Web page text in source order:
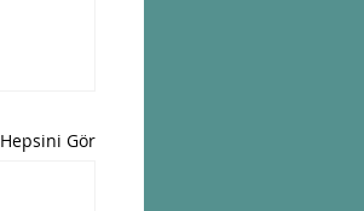
Hepsini Gör